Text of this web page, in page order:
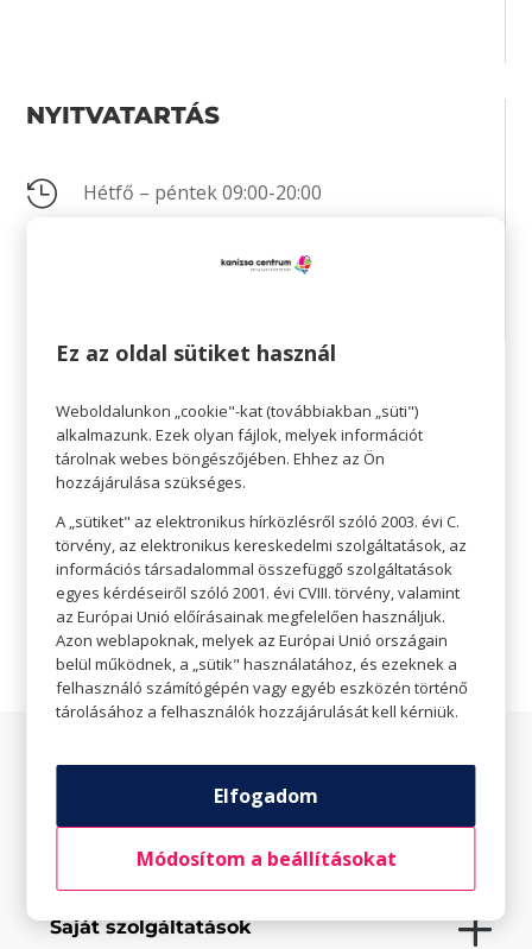
NYITVATARTÁS
 Hétfő – péntek 09:00-20:00
 Nincs megadva
 service@newyorker.de
 Weboldal
Az üzletről
Elfogadott fizetési eszközök
Saját szolgáltatások
Ez az oldal sütiket használ
Weboldalunkon „cookie"-kat (továbbiakban „süti")
alkalmazunk. Ezek olyan fájlok, melyek információt
tárolnak webes böngészőjében. Ehhez az Ön
hozzájárulása szükséges.
A „sütiket" az elektronikus hírközlésről szóló 2003. évi C.
törvény, az elektronikus kereskedelmi szolgáltatások, az
információs társadalommal összefüggő szolgáltatások
egyes kérdéseiről szóló 2001. évi CVIII. törvény, valamint
az Európai Unió előírásainak megfelelően használjuk.
Azon weblapoknak, melyek az Európai Unió országain
belül működnek, a „sütik" használatához, és ezeknek a
felhasználó számítógépén vagy egyéb eszközén történő
tárolásához a felhasználók hozzájárulását kell kérniük.
Elfogadom
Módosítom a beállításokat